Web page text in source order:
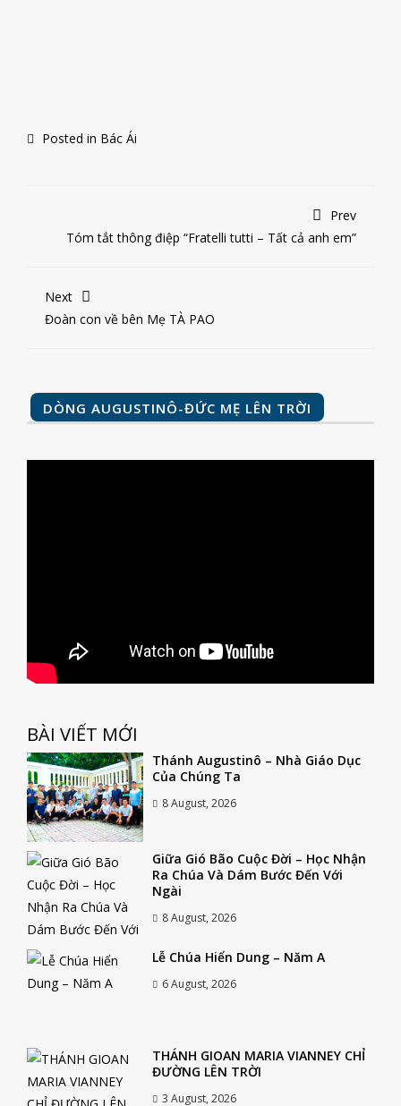
Posted in Bác Ái
Prev
Tóm tắt thông điệp “Fratelli tutti – Tất cả anh em”
Next
Đoàn con về bên Mẹ TÀ PAO
DÒNG AUGUSTINÔ-ĐỨC MẸ LÊN TRỜI
BÀI VIẾT MỚI
Thánh Augustinô – Nhà Giáo Dục
Của Chúng Ta
8 August, 2026
Giữa Gió Bão Cuộc Đời – Học Nhận
Ra Chúa Và Dám Bước Đến Với
Ngài
8 August, 2026
Lễ Chúa Hiển Dung – Năm A
6 August, 2026
THÁNH GIOAN MARIA VIANNEY CHỈ
ĐƯỜNG LÊN TRỜI
3 August, 2026